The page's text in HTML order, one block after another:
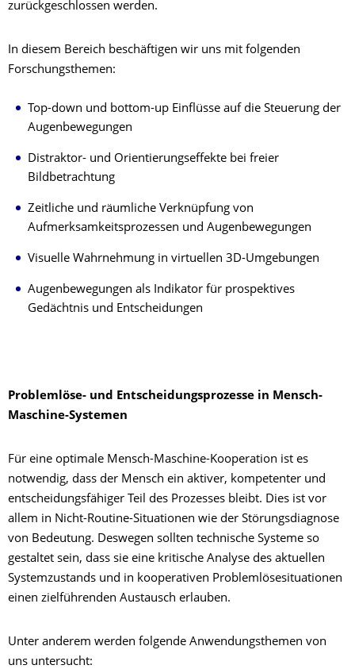
zurückgeschlossen werden.
In diesem Bereich beschäftigen wir uns mit folgenden
Forschungsthemen:
Top-down und bottom-up Einflüsse auf die Steuerung der
Augenbewegungen
Distraktor- und Orientierungseffekte bei freier
Bildbetrachtung
Zeitliche und räumliche Verknüpfung von
Aufmerksamkeitsprozessen und Augenbewegungen
Visuelle Wahrnehmung in virtuellen 3D-Umgebungen
Augenbewegungen als Indikator für prospektives
Gedächtnis und Entscheidungen
Problemlöse- und Entscheidungsprozesse in Mensch-
Maschine-Systemen
Für eine optimale Mensch-Maschine-Kooperation ist es
notwendig, dass der Mensch ein aktiver, kompetenter und
entscheidungsfähiger Teil des Prozesses bleibt. Dies ist vor
allem in Nicht-Routine-Situationen wie der Störungsdiagnose
von Bedeutung. Deswegen sollten technische Systeme so
gestaltet sein, dass sie eine kritische Analyse des aktuellen
Systemzustands und in kooperativen Problemlösesituationen
einen zielführenden Austausch erlauben.
Unter anderem werden folgende Anwendungsthemen von
uns untersucht: